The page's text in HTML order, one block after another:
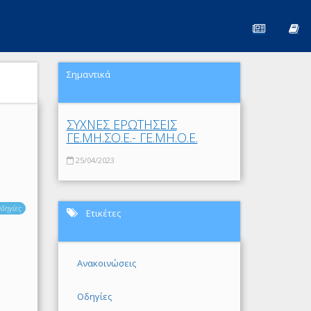
Σημαντικά
ΣΥΧΝΕΣ ΕΡΩΤΗΣΕΙΣ
ΓΕ.ΜΗ.ΣΟ.Ε.- ΓΕ.ΜΗ.Ο.Ε.
25/04/2023
Ετικέτες
Ανακοινώσεις
Οδηγίες